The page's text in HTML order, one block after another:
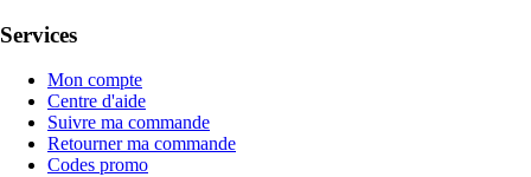
Services
Mon compte
Centre d'aide
Suivre ma commande
Retourner ma commande
Codes promo